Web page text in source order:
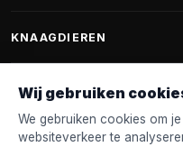
Hondenspeelgoed
Halsband & Lijn
Krabpalen voor Maine Coon
Kattenmanden
Vogelvoer binnenvogels
Voederhuisjes
Nestkastjes & Nesting
KNAAGDIEREN
Knaagdierenvoer
Accessoires
Wij gebruiken
We gebruiken cookies om
websiteverkeer te